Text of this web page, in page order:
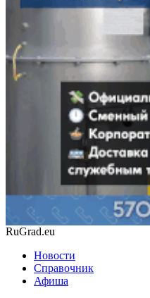
RuGrad.eu
Новости
Справочник
Афиша